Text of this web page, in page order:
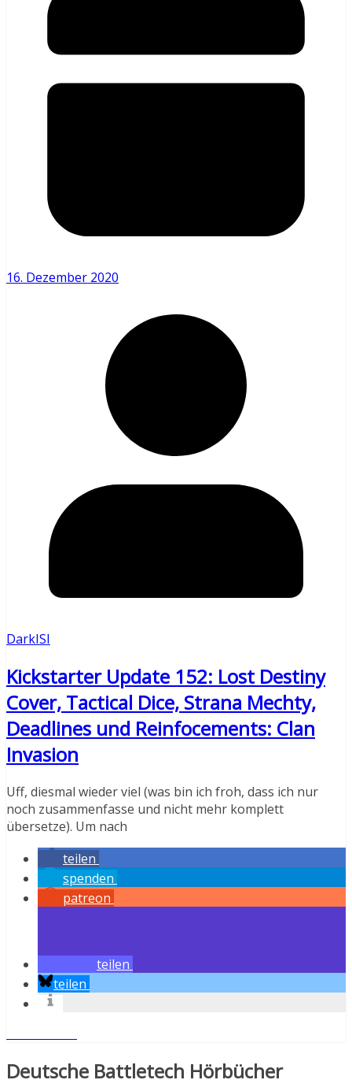
16. Dezember 2020
DarkISI
Kickstarter Update 152: Lost Destiny
Cover, Tactical Dice, Strana Mechty,
Deadlines und Reinfocements: Clan
Invasion
Uff, diesmal wieder viel (was bin ich froh, dass ich nur
noch zusammenfasse und nicht mehr komplett
übersetze). Um nach
teilen
spenden
patreon
teilen
teilen
Deutsche Battletech Hörbücher